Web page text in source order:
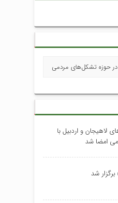
حوزه تشکل‌های مردمی
لاهیجان و اردبیل با
امضا شد
شد